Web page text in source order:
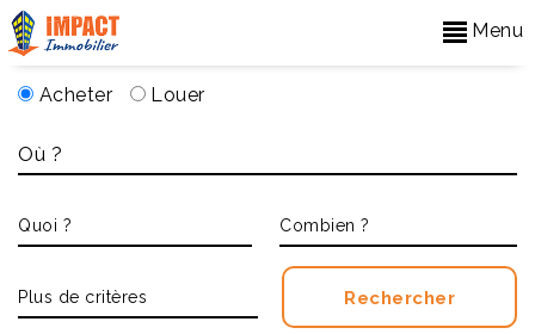
Menu
Acheter Louer